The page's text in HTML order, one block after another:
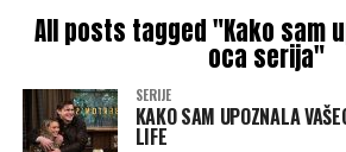
All posts tagged "Kako sam
oca serija"
SERIJE
KAKO SAM UPOZNALA
LIFE